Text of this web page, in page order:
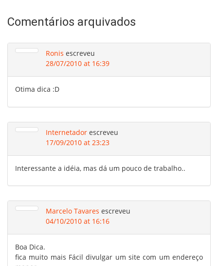
Comentários arquivados
Ronis escreveu
28/07/2010 at 16:39
Otima dica :D
Internetador escreveu
17/09/2010 at 23:23
Interessante a idéia, mas dá um pouco de trabalho..
Marcelo Tavares escreveu
04/10/2010 at 16:16
Boa Dica.
fica muito mais Fácil divulgar um site com um endereço